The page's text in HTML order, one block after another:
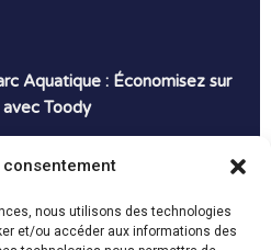
consentement
nous utilisons des technologies
et/ou accéder aux informations des
Aquatique : Économisez sur
Toody
Voyage : Économisez sur vos
Toody